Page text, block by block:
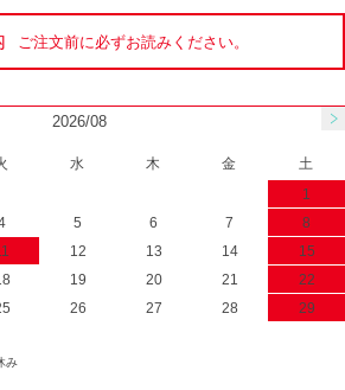
ご注文前に必ずお読みください。
2026/08
水 木 金
土
1
5 6 7
8
12 13 14
15
19 20 21
22
26 27 28
29
み